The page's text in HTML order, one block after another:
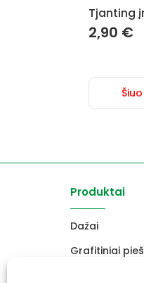
Tjanting
2,90 €
Produktai
Dažai
Grafitiniai